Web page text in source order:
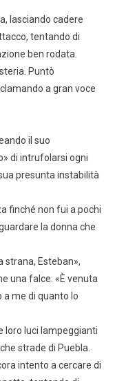
lasciando cadere
tentando di
ben rodata.
Puntò
a gran voce
il suo
di intrufolarsi ogni
presunta instabilità
finché non fui a pochi
la donna che
strana, Esteban»,
una falce. «È venuta
a me di quanto lo
loro luci lampeggianti
strade di Puebla.
intento a cercare di